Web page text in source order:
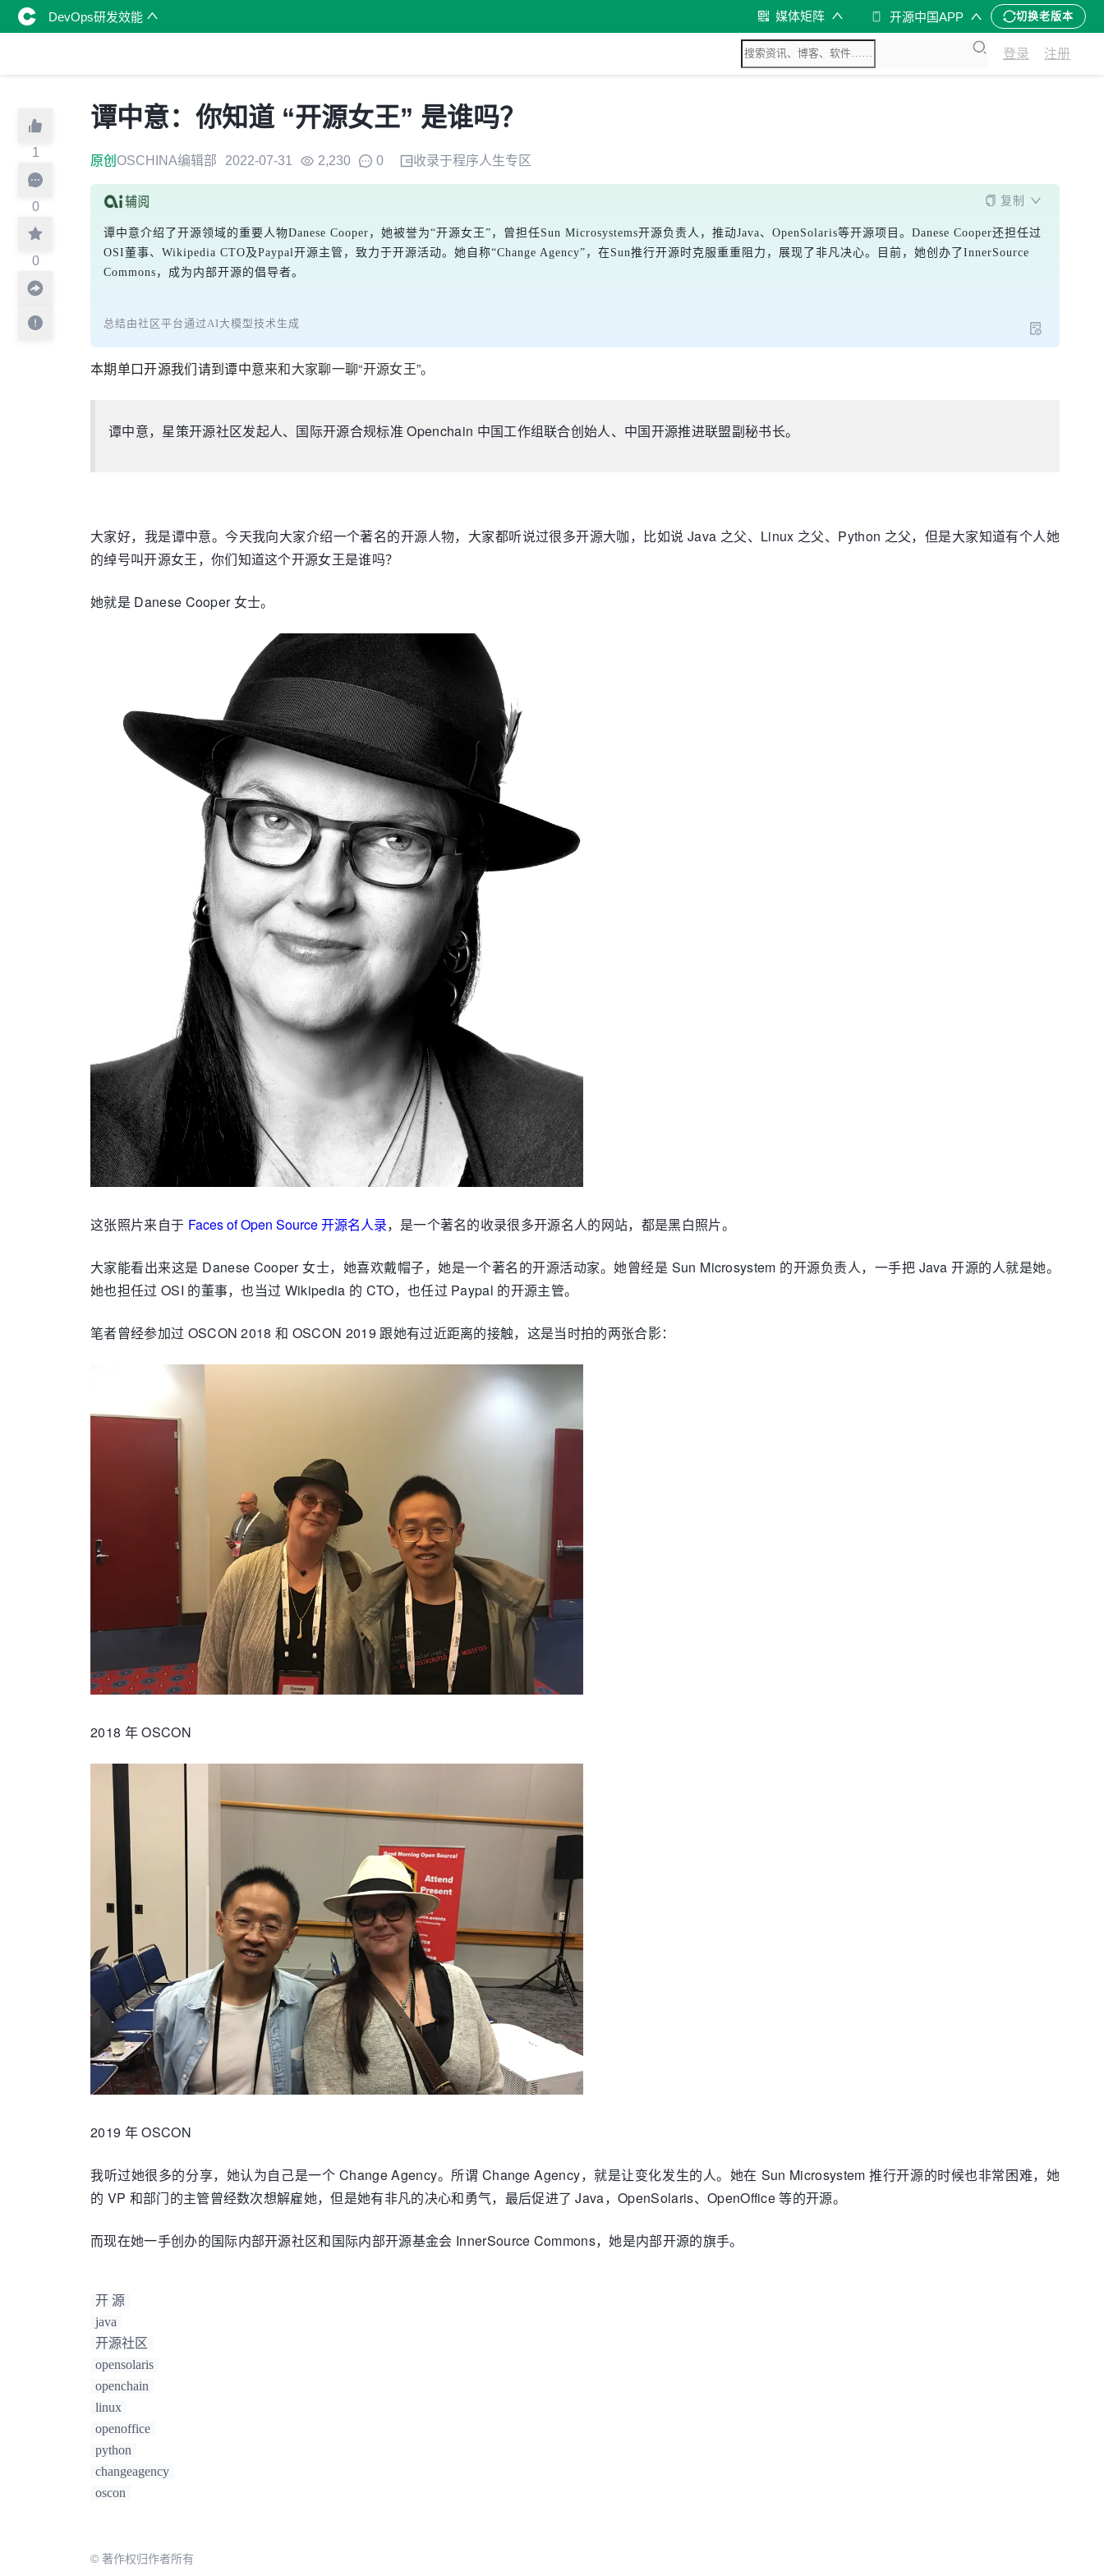
DevOps研发效能 媒体矩阵 开源中国APP 切换老版本
登录 注册
1
0
0
谭中意：你知道 “开源女王” 是谁吗？
原创 OSCHINA编辑部 2022-07-31 2,230 0 收录于程序人生专区
复制
谭中意介绍了开源领域的重要人物Danese Cooper，她被誉为“开源女王”，曾担任Sun Microsystems开源负责人，推动Java、OpenSolaris等开源项目。Danese Cooper还担任过
OSI董事、Wikipedia CTO及Paypal开源主管，致力于开源活动。她自称“Change Agency”，在Sun推行开源时克服重重阻力，展现了非凡决心。目前，她创办了InnerSource
Commons，成为内部开源的倡导者。
总结由社区平台通过AI大模型技术生成
本期单口开源我们请到谭中意来和大家聊一聊“开源女王”。
谭中意，星策开源社区发起人、国际开源合规标准 Openchain 中国工作组联合创始人、中国开源推进联盟副秘书长。
大家好，我是谭中意。今天我向大家介绍一个著名的开源人物，大家都听说过很多开源大咖，比如说 Java 之父、Linux 之父、Python 之父，但是大家知道有个人她
的绰号叫开源女王，你们知道这个开源女王是谁吗？
她就是 Danese Cooper 女士。
这张照片来自于 Faces of Open Source 开源名人录，是一个著名的收录很多开源名人的网站，都是黑白照片。
大家能看出来这是 Danese Cooper 女士，她喜欢戴帽子，她是一个著名的开源活动家。她曾经是 Sun Microsystem 的开源负责人，一手把 Java 开源的人就是她。
她也担任过 OSI 的董事，也当过 Wikipedia 的 CTO，也任过 Paypal 的开源主管。
笔者曾经参加过 OSCON 2018 和 OSCON 2019 跟她有过近距离的接触，这是当时拍的两张合影：
2018 年 OSCON
2019 年 OSCON
我听过她很多的分享，她认为自己是一个 Change Agency。所谓 Change Agency，就是让变化发生的人。她在 Sun Microsystem 推行开源的时候也非常困难，她
的 VP 和部门的主管曾经数次想解雇她，但是她有非凡的决心和勇气，最后促进了 Java，OpenSolaris、OpenOffice 等的开源。
而现在她一手创办的国际内部开源社区和国际内部开源基金会 InnerSource Commons，她是内部开源的旗手。
开 源
java
开源社区
opensolaris
openchain
linux
openoffice
python
changeagency
oscon
© 著作权归作者所有